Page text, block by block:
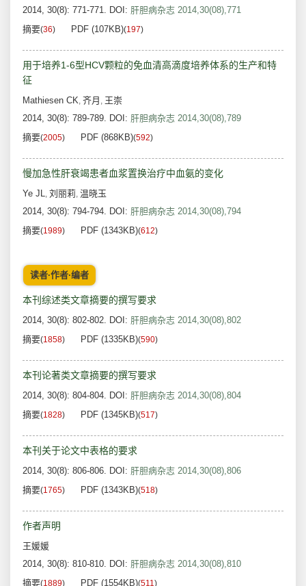
2014, 30(8): 771-771. DOI: 肝胆病杂志 2014,30(08),771
摘要(36) PDF (107KB)(197)
用于培养1-6型HCV颗粒的免血清高滴度培养体系的生产和特
征
Mathiesen CK, 齐月 , 王崇
2014, 30(8): 789-789. DOI: 肝胆病杂志 2014,30(08),789
摘要(2005) PDF (868KB)(592)
慢加急性肝衰竭患者血浆置换治疗中血氨的变化
Ye JL, 刘丽莉, 温晓玉
2014, 30(8): 794-794. DOI: 肝胆病杂志 2014,30(08),794
摘要(1989) PDF (1343KB)(612)
读者·作者·编者
本刊综述类文章摘要的撰写要求
2014, 30(8): 802-802. DOI: 肝胆病杂志 2014,30(08),802
摘要(1858) PDF (1335KB)(590)
本刊论著类文章摘要的撰写要求
2014, 30(8): 804-804. DOI: 肝胆病杂志 2014,30(08),804
摘要(1828) PDF (1345KB)(517)
本刊关于论文中表格的要求
2014, 30(8): 806-806. DOI: 肝胆病杂志 2014,30(08),806
摘要(1765) PDF (1343KB)(518)
作者声明
王媛媛
2014, 30(8): 810-810. DOI: 肝胆病杂志 2014,30(08),810
摘要(1889) PDF (1554KB)(511)